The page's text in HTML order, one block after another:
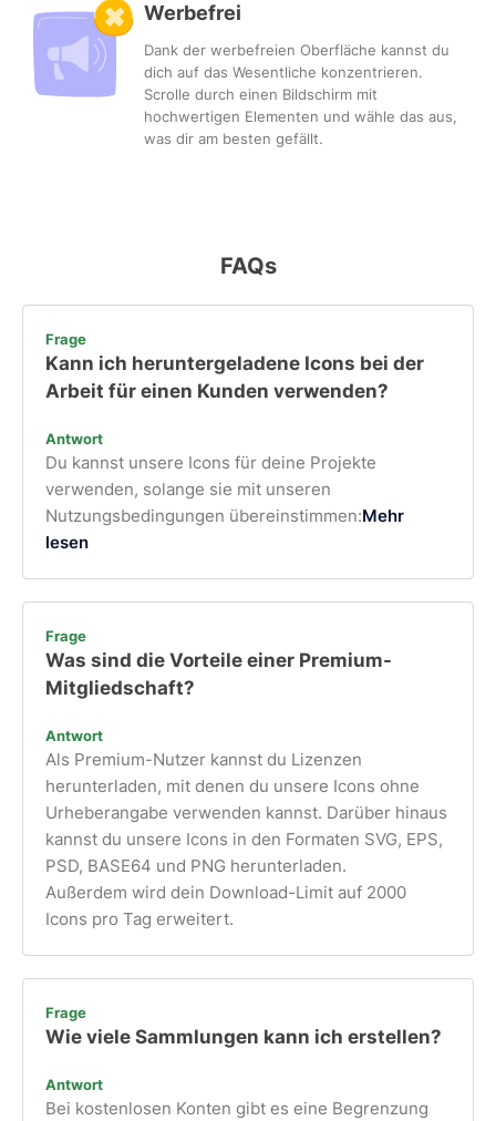
Werbefrei
Dank der werbefreien Oberfläche kannst du
dich auf das Wesentliche konzentrieren.
Scrolle durch einen Bildschirm mit
hochwertigen Elementen und wähle das aus,
was dir am besten gefällt.
FAQs
Frage
Kann ich heruntergeladene Icons bei der
Arbeit für einen Kunden verwenden?
Antwort
Du kannst unsere Icons für deine Projekte
verwenden, solange sie mit unseren
Nutzungsbedingungen übereinstimmen:Mehr
lesen
Frage
Was sind die Vorteile einer Premium-
Mitgliedschaft?
Antwort
Als Premium-Nutzer kannst du Lizenzen
herunterladen, mit denen du unsere Icons ohne
Urheberangabe verwenden kannst. Darüber hinaus
kannst du unsere Icons in den Formaten SVG, EPS,
PSD, BASE64 und PNG herunterladen.
Außerdem wird dein Download-Limit auf 2000
Icons pro Tag erweitert.
Frage
Wie viele Sammlungen kann ich erstellen?
Antwort
Bei kostenlosen Konten gibt es eine Begrenzung